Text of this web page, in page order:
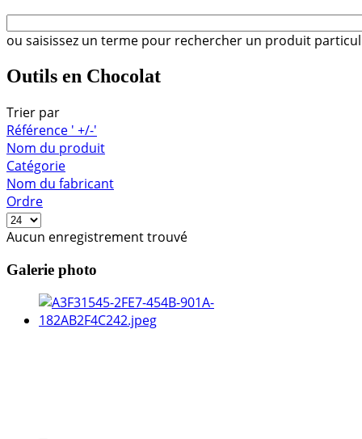
ou saisissez un terme pour rechercher un produit
Outils en Chocolat
Trier par
Référence ' +/-'
Nom du produit
Catégorie
Nom du fabricant
Ordre
Aucun enregistrement trouvé
Galerie photo